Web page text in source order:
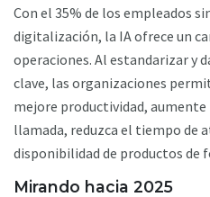
Con el 35% de los empleados
digitalización, la IA ofrece un
operaciones. Al estandarizar y
clave, las organizaciones
mejore productividad,
llamada, reduzca el tiempo de
disponibilidad de productos de
Mirando hacia 2025